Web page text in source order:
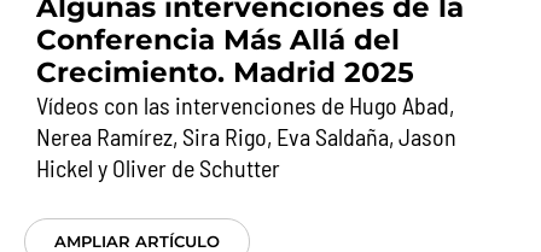
Algunas intervenciones de la
Conferencia Más Allá del
Crecimiento. Madrid 2025
Vídeos con las intervenciones de Hugo Abad,
Nerea Ramírez, Sira Rigo, Eva Saldaña, Jason
Hickel y Oliver de Schutter
AMPLIAR ARTÍCULO